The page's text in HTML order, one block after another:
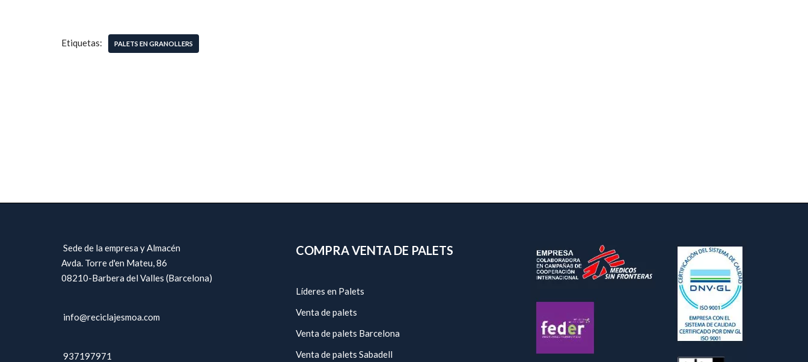
Etiquetas: PALETS EN GRANOLLERS
Sede de la empresa y Almacén
Avda. Torre d'en Mateu, 86
08210-Barbera del Valles (Barcelona)
info@reciclajesmoa.com
937197971
COMPRA VENTA DE PALETS
Líderes en Palets
Venta de palets
Venta de palets Barcelona
Venta de palets Sabadell